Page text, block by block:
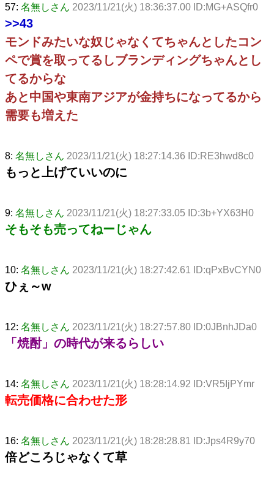
57: 名無しさん 2023/11/21(火) 18:36:37.00 ID:MG+ASQfr0
>>43
モンドみたいな奴じゃなくてちゃんとしたコン
ペで賞を取ってるしブランディングちゃんとし
てるからな
あと中国や東南アジアが金持ちになってるから
需要も増えた
8: 名無しさん 2023/11/21(火) 18:27:14.36 ID:RE3hwd8c0
もっと上げていいのに
9: 名無しさん 2023/11/21(火) 18:27:33.05 ID:3b+YX63H0
そもそも売ってねーじゃん
10: 名無しさん 2023/11/21(火) 18:27:42.61 ID:qPxBvCYN0
ひぇ～w
12: 名無しさん 2023/11/21(火) 18:27:57.80 ID:0JBnhJDa0
「焼酎」の時代が来るらしい
14: 名無しさん 2023/11/21(火) 18:28:14.92 ID:VR5IjPYmr
転売価格に合わせた形
16: 名無しさん 2023/11/21(火) 18:28:28.81 ID:Jps4R9y70
倍どころじゃなくて草